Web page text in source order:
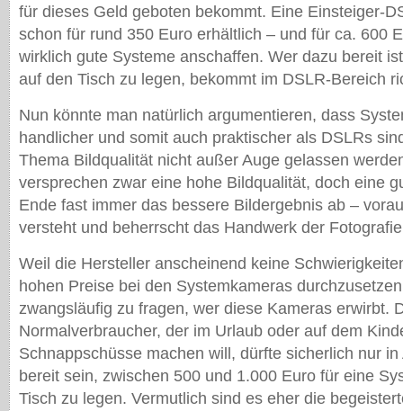
für dieses Geld geboten bekommt. Eine Einsteiger-
schon für rund 350 Euro erhältlich – und für ca. 600
wirklich gute Systeme anschaffen. Wer dazu bereit
auf den Tisch zu legen, bekommt im DSLR-Bereich
Nun könnte man natürlich argumentieren, dass
handlicher und somit auch praktischer als DSLRs
Thema Bildqualität nicht außer Auge gelassen
versprechen zwar eine hohe Bildqualität, doch eine
Ende fast immer das bessere Bildergebnis ab –
versteht und beherrscht das Handwerk der
Weil die Hersteller anscheinend keine
hohen Preise bei den Systemkameras
zwangsläufig zu fragen, wer diese Kameras erwirbt.
Normalverbraucher, der im Urlaub oder auf dem
Schnappschüsse machen will, dürfte sicherlich nur
bereit sein, zwischen 500 und 1.000 Euro für eine
Tisch zu legen. Vermutlich sind es eher die